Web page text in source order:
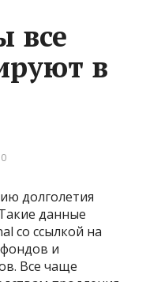
все
в
долголетия
данные
со ссылкой на
и
Все чаще